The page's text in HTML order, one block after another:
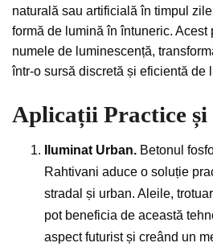
naturală sau artificială în timpul
formă de lumină în întuneric. Acest
numele de luminescență,
într-o sursă discretă și eficientă de
Aplicații Practice și
Iluminat Urban. Betonul
Rahtivani aduce o soluție
stradal și urban. Aleile,
pot beneficia de această
aspect futurist și creând un